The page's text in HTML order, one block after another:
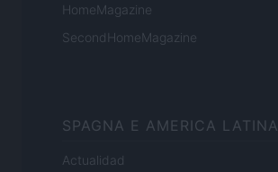
HomeMagazine
SecondHomeMagazine
SPAGNA E AMERICA LATINA
Actualidad